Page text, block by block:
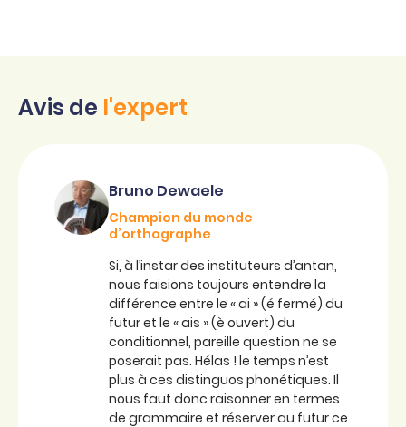
Avis de l'expert
Bruno Dewaele
Champion du monde
d’orthographe
Si, à l’instar des instituteurs d’antan,
nous faisions toujours entendre la
différence entre le « ai » (é fermé) du
futur et le « ais » (è ouvert) du
conditionnel, pareille question ne se
poserait pas. Hélas ! le temps n’est
plus à ces distinguos phonétiques. Il
nous faut donc raisonner en termes
de grammaire et réserver au futur ce